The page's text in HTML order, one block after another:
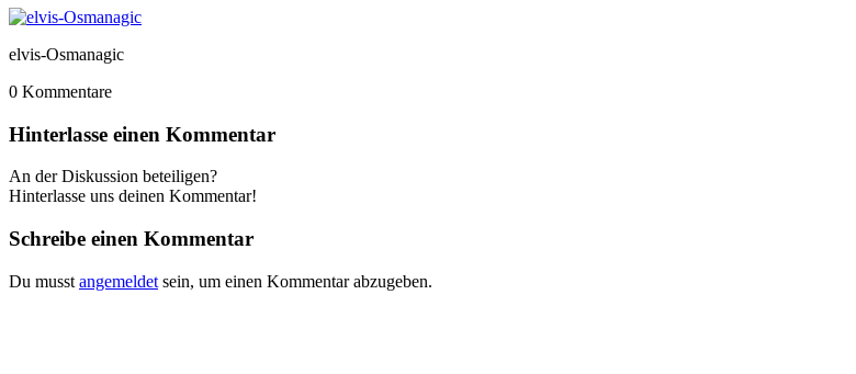
elvis-Osmanagic
0 Kommentare
Hinterlasse einen Kommentar
An der Diskussion beteiligen?
Hinterlasse uns deinen Kommentar!
Schreibe einen Kommentar
Du musst angemeldet sein, um einen Kommentar abzugeben.